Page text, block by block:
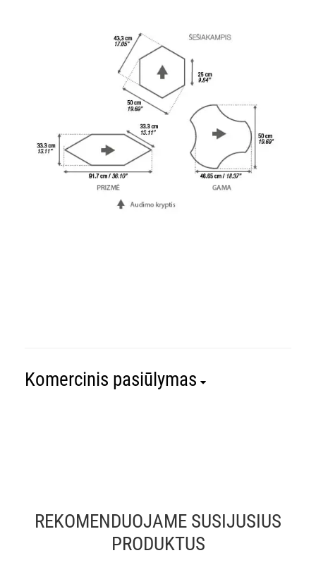
Komercinis pasiūlymas
REKOMENDUOJAME SUSIJUSIUS
PRODUKTUS